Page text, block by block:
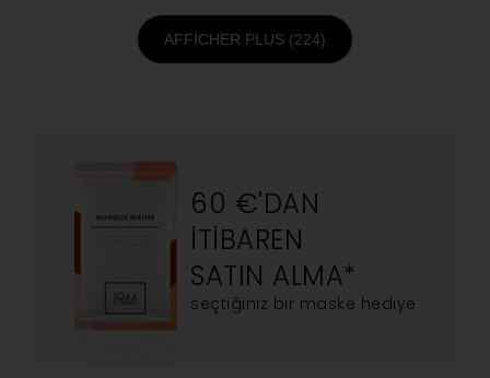
AFFICHER PLUS (224)
60 €'DAN
ITIBAREN
SATIN ALMA*
seçtiğiniz bir maske hediye